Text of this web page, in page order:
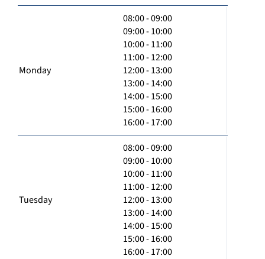
Monday
08:00 - 09:00
09:00 - 10:00
10:00 - 11:00
11:00 - 12:00
12:00 - 13:00
13:00 - 14:00
14:00 - 15:00
15:00 - 16:00
16:00 - 17:00
Tuesday
08:00 - 09:00
09:00 - 10:00
10:00 - 11:00
11:00 - 12:00
12:00 - 13:00
13:00 - 14:00
14:00 - 15:00
15:00 - 16:00
16:00 - 17:00